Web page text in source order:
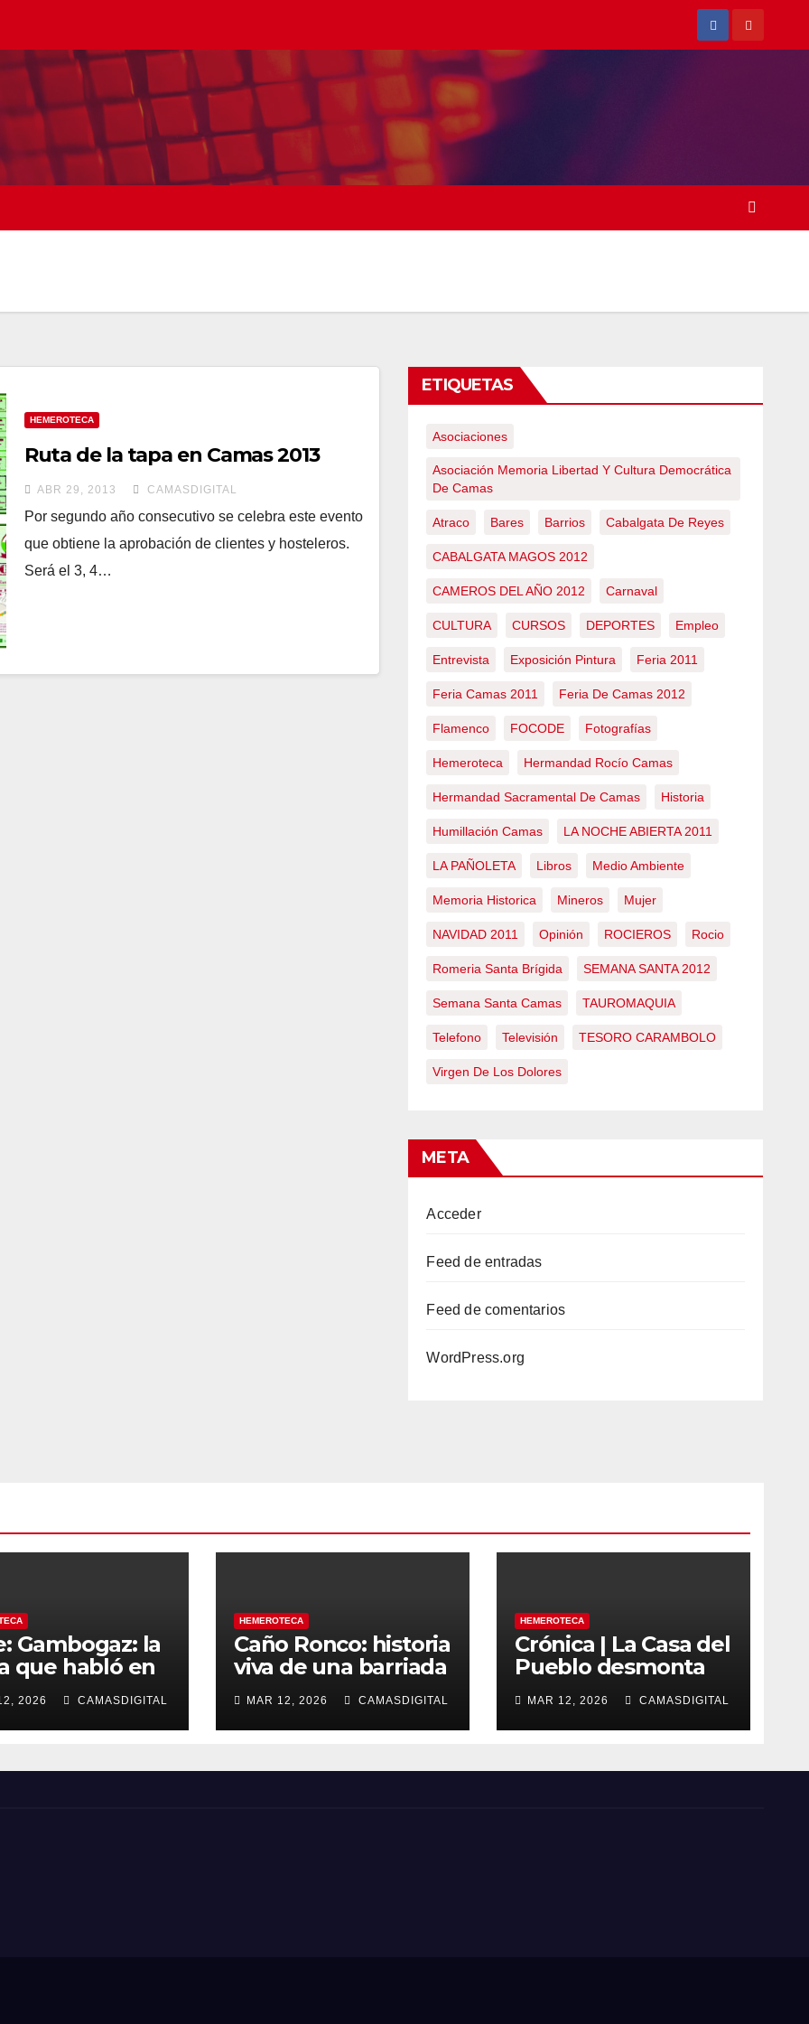
HEMEROTECA
Ruta de la tapa en Camas 2013
ABR 29, 2013 CAMASDIGITAL
Por segundo año consecutivo se celebra este evento
que obtiene la aprobación de clientes y hosteleros.
Será el 3, 4…
ETIQUETAS
Asociaciones
Asociación Memoria Libertad Y Cultura Democrática
De Camas
Atraco Bares Barrios Cabalgata De Reyes
CABALGATA MAGOS 2012
CAMEROS DEL AÑO 2012 Carnaval
CULTURA CURSOS DEPORTES Empleo
Entrevista Exposición Pintura Feria 2011
Feria Camas 2011 Feria De Camas 2012
Flamenco FOCODE Fotografías
Hemeroteca Hermandad Rocío Camas
Hermandad Sacramental De Camas Historia
Humillación Camas LA NOCHE ABIERTA 2011
LA PAÑOLETA Libros Medio Ambiente
Memoria Historica Mineros Mujer
NAVIDAD 2011 Opinión ROCIEROS Rocio
Romeria Santa Brígida SEMANA SANTA 2012
Semana Santa Camas TAUROMAQUIA
Telefono Televisión TESORO CARAMBOLO
Virgen De Los Dolores
META
Acceder
Feed de entradas
Feed de comentarios
WordPress.org
Gambogaz: la
que habló en
2026 CAMASDIGITAL
HEMEROTECA
Caño Ronco: historia
viva de una barriada
popular de Camas
MAR 12, 2026 CAMASDIGITAL
HEMEROTECA
Crónica | La Casa del
Pueblo desmonta
los bulos sobre la
regularización de
migrantes
MAR 12, 2026 CAMASDIGITAL